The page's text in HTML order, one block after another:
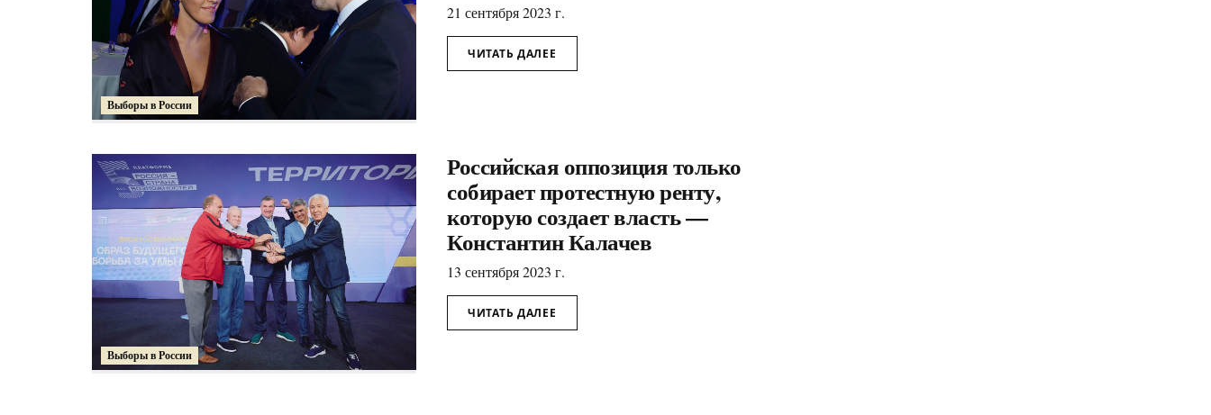
Выборы в России
21 сентября 2023 г.
ЧИТАТЬ ДАЛЕЕ
Выборы в России
Российская оппозиция только
собирает протестную ренту,
которую создает власть —
Константин Калачев
13 сентября 2023 г.
ЧИТАТЬ ДАЛЕЕ